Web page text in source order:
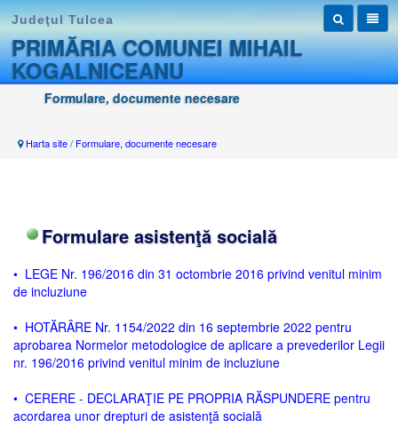
Judeţul Tulcea
PRIMĂRIA COMUNEI MIHAIL
KOGALNICEANU
Formulare, documente necesare
Harta site/ Formulare, documente necesare
Formulare asistenţă socială
• LEGE Nr. 196/2016 din 31 octombrie 2016 privind venitul minim
de incluziune
• HOTĂRÂRE Nr. 1154/2022 din 16 septembrie 2022 pentru
aprobarea Normelor metodologice de aplicare a prevederilor Legii
nr. 196/2016 privind venitul minim de incluziune
• CERERE - DECLARAŢIE PE PROPRIA RĂSPUNDERE pentru
acordarea unor drepturi de asistenţă socială